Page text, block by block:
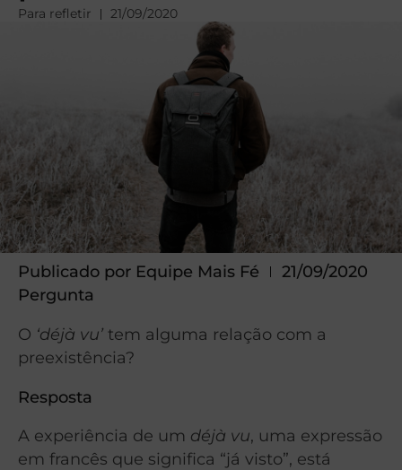
Para refletir 21/09/2020
Publicado por Equipe Mais Fé
21/09/2020
Pergunta
O ‘déjà vu’ tem alguma relação com a
preexistência?
Resposta
A experiência de um déjà vu, uma expressão
em francês que significa “já visto”, está